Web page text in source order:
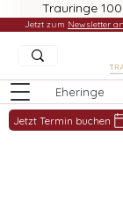
Trauringe
Eheringe
Jetzt Termin buchen
Jetzt zum Newsletter